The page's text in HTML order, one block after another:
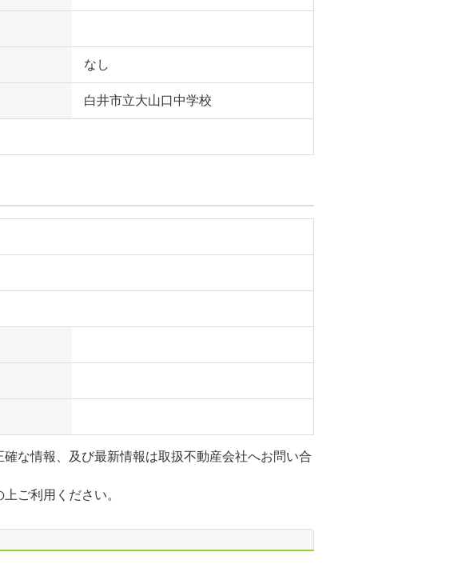
なし
白井市立大山口中学校
な情報、及び最新情報は取扱不動産会社へお問い合
ご利用ください。